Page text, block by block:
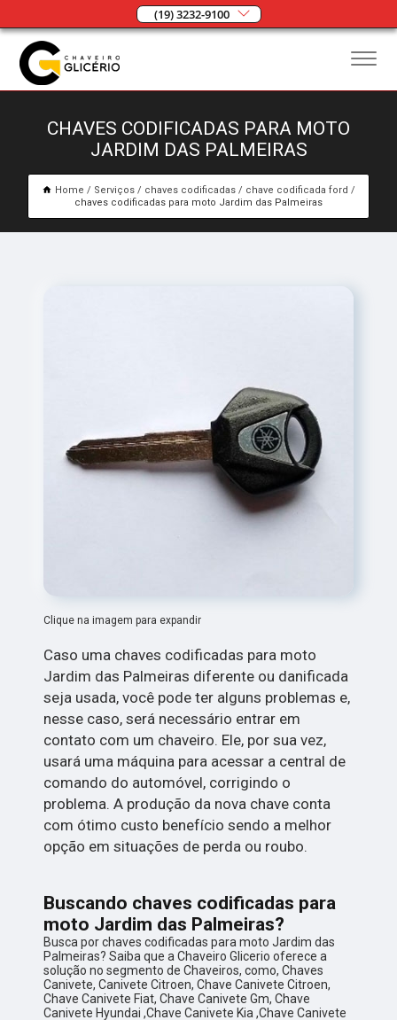
(19) 3232-9100
CHAVES CODIFICADAS PARA MOTO
JARDIM DAS PALMEIRAS
Home Serviços chaves codificadas
chave codificada ford
chaves codificadas para moto Jardim das Palmeiras
Clique na imagem para expandir
Caso uma chaves codificadas para moto
Jardim das Palmeiras diferente ou danificada
seja usada, você pode ter alguns problemas e,
nesse caso, será necessário entrar em
contato com um chaveiro. Ele, por sua vez,
usará uma máquina para acessar a central de
comando do automóvel, corrigindo o
problema. A produção da nova chave conta
com ótimo custo benefício sendo a melhor
opção em situações de perda ou roubo.
Buscando chaves codificadas para
moto Jardim das Palmeiras?
Busca por chaves codificadas para moto Jardim das
Palmeiras? Saiba que a Chaveiro Glicerio oferece a
solução no segmento de Chaveiros, como, Chaves
Canivete, Canivete Citroen, Chave Canivete Citroen,
Chave Canivete Fiat, Chave Canivete Gm, Chave
Canivete Hyundai ,Chave Canivete Kia ,Chave Canivete